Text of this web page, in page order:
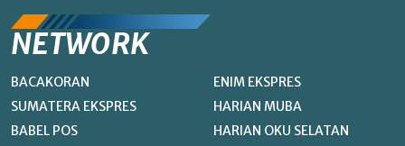
NETWORK
BACAKORAN
SUMATERA EKSPRES
BABEL POS
ENIM EKSPRES
HARIAN MUBA
HARIAN OKU SELATAN